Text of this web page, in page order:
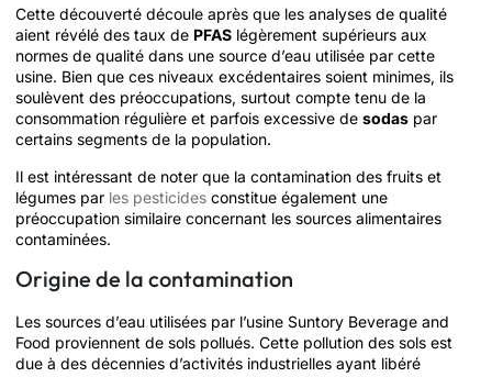
Cette découverté découle après que les analyses de qualité
aient révélé des taux de PFAS légèrement supérieurs aux
normes de qualité dans une source d’eau utilisée par cette
usine. Bien que ces niveaux excédentaires soient minimes, ils
soulèvent des préoccupations, surtout compte tenu de la
consommation régulière et parfois excessive de sodas par
certains segments de la population.
Il est intéressant de noter que la contamination des fruits et
légumes par les pesticides constitue également une
préoccupation similaire concernant les sources alimentaires
contaminées.
Origine de la contamination
Les sources d’eau utilisées par l’usine Suntory Beverage and
Food proviennent de sols pollués. Cette pollution des sols est
due à des décennies d’activités industrielles ayant libéré